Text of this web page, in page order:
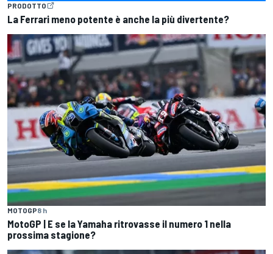
PRODOTTO
La Ferrari meno potente è anche la più divertente?
MOTOGP8 h
MotoGP | E se la Yamaha ritrovasse il numero 1 nella
prossima stagione?